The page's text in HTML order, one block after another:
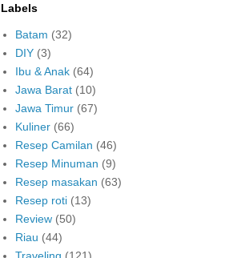
Labels
Batam (32)
DIY (3)
Ibu & Anak (64)
Jawa Barat (10)
Jawa Timur (67)
Kuliner (66)
Resep Camilan (46)
Resep Minuman (9)
Resep masakan (63)
Resep roti (13)
Review (50)
Riau (44)